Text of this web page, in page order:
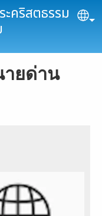
คริสตธรรม
ายด่าน